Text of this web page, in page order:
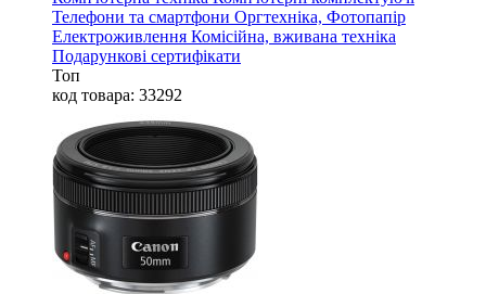
Телефони та смартфони Оргтехніка, Фотопапір
Електроживлення Комісійна, вживана техніка
Подарункові сертифікати
Топ
код товара: 33292